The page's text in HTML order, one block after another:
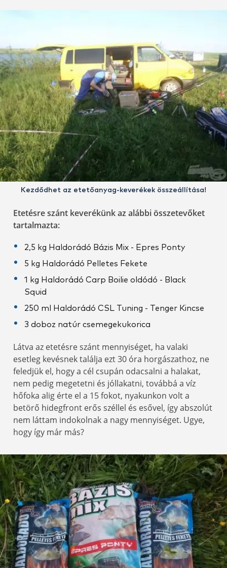
Kezdődhet az etetőanyag-keverékek összeállítása!
Etetésre szánt keverékünk az alábbi összetevőket
tartalmazta:
2,5 kg Haldorádó Bázis Mix - Epres Ponty
5 kg Haldorádó Pelletes Fekete
1 kg Haldorádó Carp Boilie oldódó - Black
Squid
250 ml Haldorádó CSL Tuning - Tenger Kincse
3 doboz natúr csemegekukorica
Látva az etetésre szánt mennyiséget, ha valaki
esetleg kevésnek találja ezt 30 óra horgászathoz, ne
feledjük el, hogy a cél csupán odacsalni a halakat,
nem pedig megetetni és jóllakatni, továbbá a víz
hőfoka alig érte el a 15 fokot, nyakunkon volt a
betörő hidegfront erős széllel és esővel, így abszolút
nem láttam indokolnak a nagy mennyiséget. Ugye,
hogy így már más?